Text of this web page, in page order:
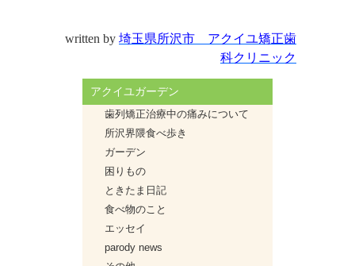
written by 埼玉県所沢市 アクイユ矯正歯
科クリニック
アクイユガーデン
歯列矯正治療中の痛みについて
所沢界隈食べ歩き
ガーデン
困りもの
ときたま日記
食べ物のこと
エッセイ
parody news